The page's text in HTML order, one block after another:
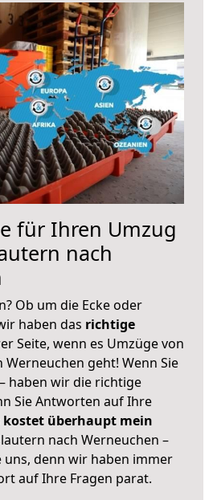
für Ihren Umzug
nach
Ob um die Ecke oder
haben das richtige
Seite, wenn es Umzüge von
geht! Wenn Sie
haben wir die richtige
Sie Antworten auf Ihre
kostet überhaupt mein
nach Werneuchen –
uns, denn wir haben immer
auf Ihre Fragen parat.